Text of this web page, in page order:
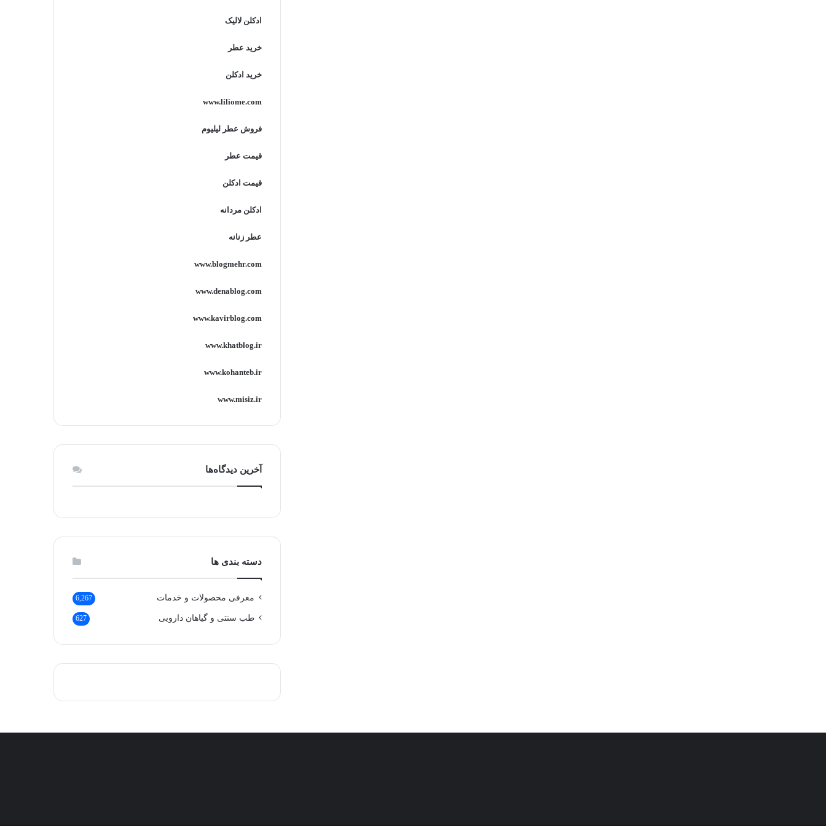
ادکلن لالیک
خرید عطر
خرید ادکلن
www.liliome.com
فروش عطر لیلیوم
قیمت عطر
قیمت ادکلن
ادکلن مردانه
عطر زنانه
www.blogmehr.com
www.denablog.com
www.kavirblog.com
www.khatblog.ir
www.kohanteb.ir
www.misiz.ir
آخرین دیدگاه‌ها
دسته بندی ها
معرفی محصولات و خدمات 6,267
طب سنتی و گیاهان دارویی 627